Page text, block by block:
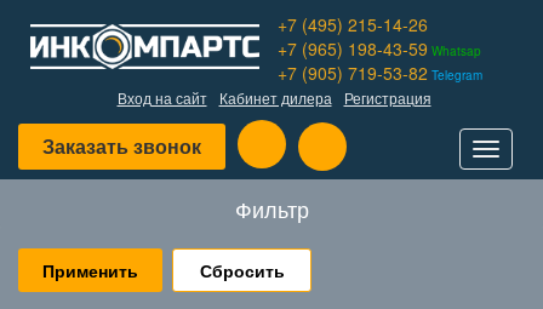
+7 (495) 215-14-26
+7 (965) 198-43-59 Whatsap
+7 (905) 719-53-82 Telegram
Вход на сайт Кабинет дилера Регистрация
Заказать звонок
Toggle
Фильтр
Сбросить